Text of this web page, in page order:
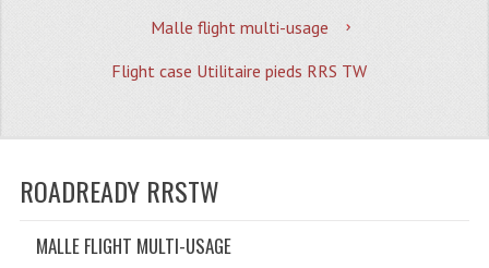
Promotions
Plan Acces, Horaires.
Recevoir Nos Promotions
Malle flight multi-usage
Flight case Utilitaire pieds RRS TW
ROADREADY RRSTW
MALLE FLIGHT MULTI-USAGE